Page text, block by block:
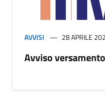
AVVISI 28 APRILE
Avviso